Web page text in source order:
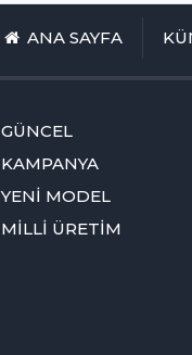
ANA SAYFA
GÜNCEL
KAMPANYA
YENİ MODEL
MİLLİ ÜRETİM